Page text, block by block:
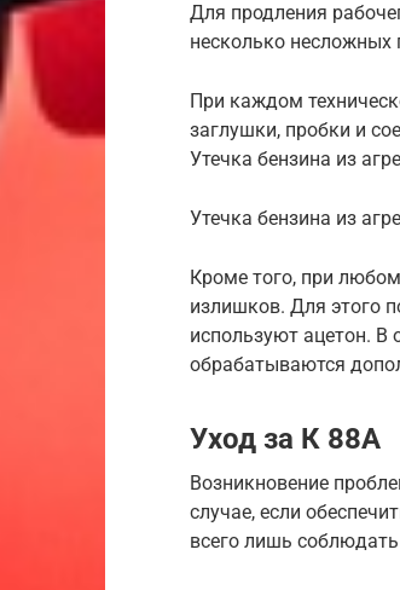
Для продления
несколько несложных
При каждом
заглушки, пробки и
Утечка бензина из
Утечка бензина из
Кроме того, при
излишков. Для этого
используют ацетон.
обрабатываются
Уход за К 88А
Возникновение
случае, если
всего лишь